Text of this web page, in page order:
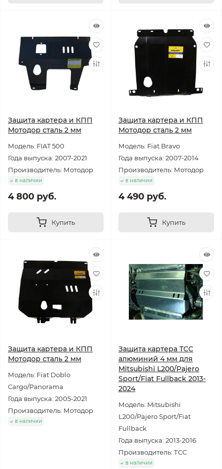
Защита картера и КПП
Мотодор сталь 2 мм
Модель: FIAT 500
Года выпуска: 2007-2021
Производитель: Мотодор
в наличии
4 800 руб.
Купить
Защита картера и КПП
Мотодор сталь 2 мм
Модель: Fiat Bravo
Года выпуска: 2007-2014
Производитель: Мотодор
в наличии
4 490 руб.
Купить
Защита картера и КПП
Мотодор сталь 2 мм
Модель: Fiat Doblo
Cargo/Panorama
Года выпуска: 2005-2021
Производитель: Мотодор
в наличии
Защита картера ТСС
алюминий 4 мм для
Mitsubishi L200/Pajero
Sport/Fiat Fullback 2013-
2024
Модель: Mitsubishi
L200/Pajero Sport/Fiat
Fullback
Года выпуска: 2013-2016
Производитель: ТСС
в наличии